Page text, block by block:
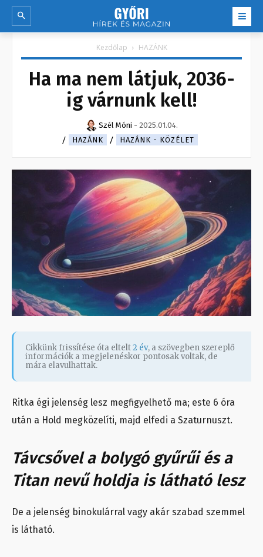
Kezdőlap HAZÁNK
Ha ma nem látjuk, 2036-
ig várnunk kell!
Szél Móni - 2025.01.04.
HAZÁNK
HAZÁNK - KÖZÉLET
Cikkünk frissítése óta eltelt2 év, a szövegben szereplő
információk a megjelenéskor pontosak voltak, de
mára elavulhattak.
Ritka égi jelenség lesz megfigyelhető ma; este 6 óra
után a Hold megközelíti, majd elfedi a Szaturnuszt.
Távcsővel a bolygó gyűrűi és a
Titan nevű holdja is látható lesz
De a jelenség binokulárral vagy akár szabad szemmel
is látható.